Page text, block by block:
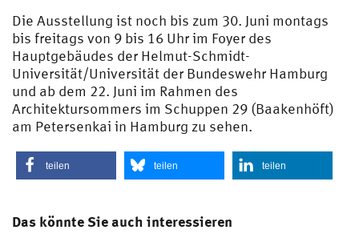
Die Ausstellung ist noch bis zum 30. Juni montags
bis freitags von 9 bis 16 Uhr im Foyer des
Hauptgebäudes der Helmut-Schmidt-
Universität/Universität der Bundeswehr Hamburg
und ab dem 22. Juni im Rahmen des
Architektursommers im Schuppen 29 (Baakenhöft)
am Petersenkai in Hamburg zu sehen.
teilen teilen teilen
Das könnte Sie auch interessieren